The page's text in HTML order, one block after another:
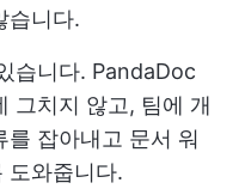
습니다.
습니다. PandaDoc
그치지 않고, 팀에 개
잡아내고 문서 워
도와줍니다.